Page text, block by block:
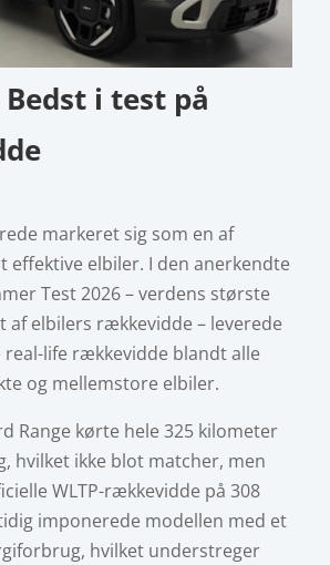
Bedst i test på
markeret sig som en af
effektive elbiler. I den anerkendte
Test 2026 – verdens største
af elbilers rækkevidde – leverede
real-life rækkevidde blandt alle
og mellemstore elbiler.
Range kørte hele 325 kilometer
hvilket ikke blot matcher, men
WLTP-rækkevidde på 308
imponerede modellen med et
hvilket understreger